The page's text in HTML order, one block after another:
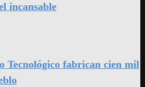
incansable
Tecnológico fabrican cien mil